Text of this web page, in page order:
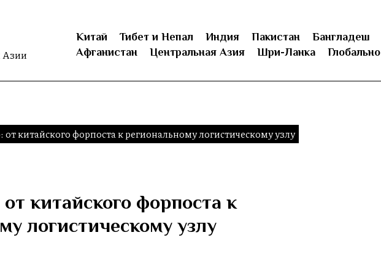
Азии
Китай Тибет и Непал Индия Пакистан Бангладеш
Афганистан
Центральная Азия Шри-Ланка Глобально
от китайского форпоста к региональному логистическому узлу
китайского форпоста к
логистическому узлу